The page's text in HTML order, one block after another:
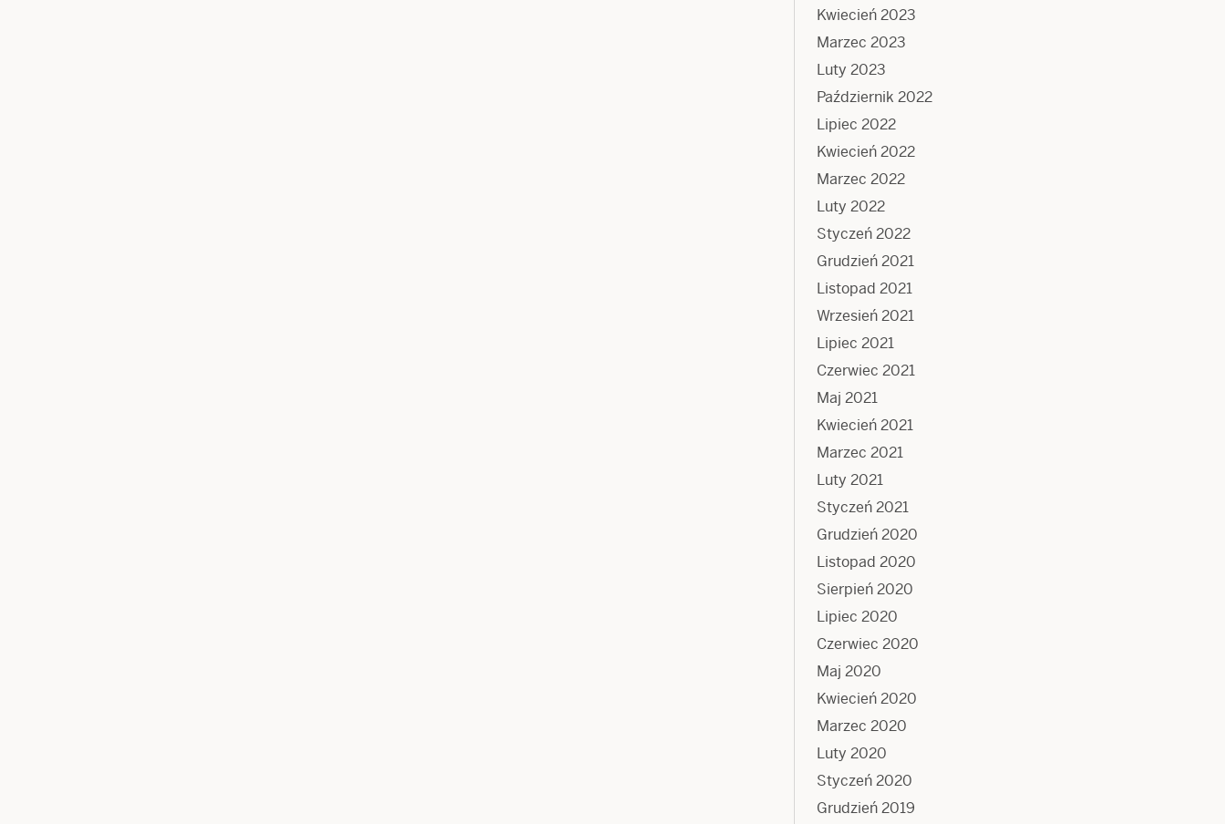
Kwiecień 2023
Marzec 2023
Luty 2023
Październik 2022
Lipiec 2022
Kwiecień 2022
Marzec 2022
Luty 2022
Styczeń 2022
Grudzień 2021
Listopad 2021
Wrzesień 2021
Lipiec 2021
Czerwiec 2021
Maj 2021
Kwiecień 2021
Marzec 2021
Luty 2021
Styczeń 2021
Grudzień 2020
Listopad 2020
Sierpień 2020
Lipiec 2020
Czerwiec 2020
Maj 2020
Kwiecień 2020
Marzec 2020
Luty 2020
Styczeń 2020
Grudzień 2019